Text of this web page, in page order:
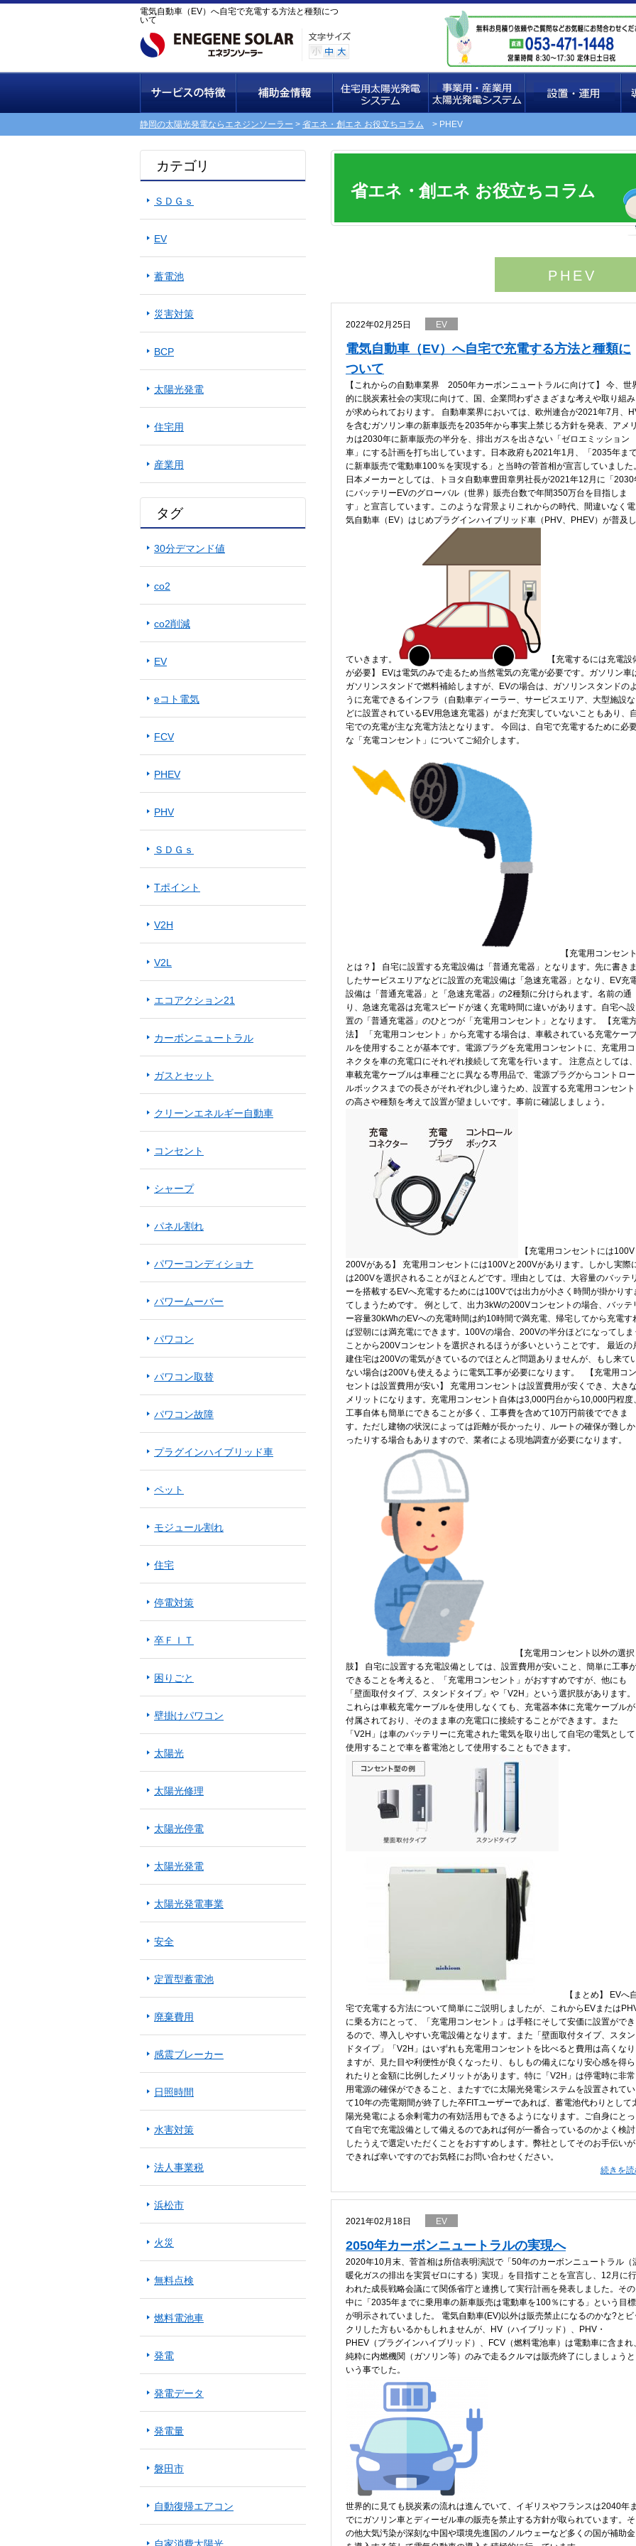
電気自動車（EV）へ自宅で充電する方法と種類につ
いて
サービスの特徴 補助金情報
住宅用太陽光発電システ
事業用・産業用太陽光発
静岡の太陽光発電ならエネジンソーラー > 省エネ・創エネ お役立ちコラム > PHEV
省エネ・創エネ お役立ちコラム
PHEV
2022年02月25日 EV
電気自動車（EV）へ自宅で充電する方法と種類に
ついて
【これからの自動車業界 2050年カーボンニュートラルに向けて】 今、世
的に脱炭素社会の実現に向けて、国、企業問わずさまざまな考えや取り組み
が求められております。 自動車業界においては、欧州連合が2021年7月、
を含むガソリン車の新車販売を2035年から事実上禁じる方針を発表、アメ
カは2030年に新車販売の半分を、排出ガスを出さない「ゼロエミッション
車」にする計画を打ち出しています。日本政府も2021年1月、「2035年ま
に新車販売で電動車100％を実現する」と当時の菅首相が宣言していました
日本メーカーとしては、トヨタ自動車豊田章男社長が2021年12月に「2030
にバッテリーEVのグローバル（世界）販売台数で年間350万台を目指しま
す」と宣言しています。このような背景よりこれからの時代、間違いなく電
気自動車（EV）はじめプラグインハイブリッド車（PHV、PHEV）が普及し
ていきます。
【充電するには充電設
が必要】 EVは電気のみで走るため当然電気の充電が必要です。ガソリン車
ガソリンスタンドで燃料補給しますが、EVの場合は、ガソリンスタンドの
うに充電できるインフラ（自動車ディーラー、サービスエリア、大型施設な
どに設置されているEV用急速充電器）がまだ充実していないこともあり、
宅での充電が主な充電方法となります。 今回は、自宅で充電するために必
な「充電コンセント」についてご紹介します。
【充電用コンセン
とは？】 自宅に設置する充電設備は「普通充電器」となります。先に書き
したサービスエリアなどに設置の充電設備は「急速充電器」となり、EV充
設備は「普通充電器」と「急速充電器」の2種類に分けられます。名前の通
り、急速充電器は充電スピードが速く充電時間に違いがあります。自宅へ設
置の「普通充電器」のひとつが「充電用コンセント」となります。 【充電
法】 「充電用コンセント」から充電する場合は、車載されている充電ケー
ルを使用することが基本です。電源プラグを充電用コンセントに、充電用コ
ネクタを車の充電口にそれぞれ接続して充電を行います。 注意点としては
車載充電ケーブルは車種ごとに異なる専用品で、電源プラグからコントロー
ルボックスまでの長さがそれぞれ少し違うため、設置する充電用コンセント
の高さや種類を考えて設置が望ましいです。事前に確認しましょう。
【充電用コンセントには
200Vがある】 充電用コンセントには100Vと200Vがあります。しかし実際
は200Vを選択されることがほとんどです。理由としては、大容量のバッテ
ーを搭載するEVへ充電するためには100Vでは出力が小さく時間が掛かりす
てしまうためです。 例として、出力3kWの200Vコンセントの場合、バッテ
ー容量30kWhのEVへの充電時間は約10時間で満充電、帰宅してから充電す
ば翌朝には満充電にできます。100Vの場合、200Vの半分ほどになってしま
ことから200Vコンセントを選択されるほうが多いということです。 最近の
建住宅は200Vの電気がきているのでほとんど問題ありませんが、もし来て
ない場合は200Vも使えるように電気工事が必要になります。 【充電用コン
セントは設置費用が安い】 充電用コンセントは設置費用が安くでき、大き
メリットになります。充電用コンセント自体は3,000円台から10,000円程度
工事自体も簡単にできることが多く、工事費を含めて10万円前後でできま
す。ただし建物の状況によっては距離が長かったり、ルートの確保が難しか
ったりする場合もありますので、業者による現地調査が必要になります。
【充電用コンセント以外の選択
肢】 自宅に設置する充電設備としては、設置費用が安いこと、簡単に工事
できることを考えると、「充電用コンセント」がおすすめですが、他にも
「壁面取付タイプ、スタンドタイプ」や「V2H」という選択肢があります。
これらは車載充電ケーブルを使用しなくても、充電器本体に充電ケーブルが
付属されており、そのまま車の充電口に接続することができます。また
「V2H」は車のバッテリーに充電された電気を取り出して自宅の電気として
使用することで車を蓄電池として使用することもできます。
【まとめ】 EVへ
宅で充電する方法について簡単にご説明しましたが、これからEVまたは
に乗る方にとって、「充電用コンセント」は手軽にそして安価に設置ができ
るので、導入しやすい充電設備となります。また「壁面取付タイプ、スタン
ドタイプ」「V2H」はいずれも充電用コンセントを比べると費用は高くなり
ますが、見た目や利便性が良くなったり、もしもの備えになり安心感を得ら
れたりと金額に比例したメリットがあります。特に「V2H」は停電時に非常
用電源の確保ができること、またすでに太陽光発電システムを設置されてい
て10年の売電期間が終了した卒FITユーザーであれば、蓄電池代わりとして
陽光発電による余剰電力の有効活用もできるようになります。ご自身にとっ
て自宅で充電設備として備えるのであれば何が一番合っているのかよく検討
したうえで選定いただくことをおすすめします。弊社としてそのお手伝いが
できれば幸いですのでお気軽にお問い合わせください。
続きを
2021年02月18日 EV
2050年カーボンニュートラルの実現へ
2020年10月末、菅首相は所信表明演説で「50年のカーボンニュートラル（
暖化ガスの排出を実質ゼロにする）実現」を目指すことを宣言し、12月に行
われた成長戦略会議にて関係省庁と連携して実行計画を発表しました。その
中に「2035年までに乗用車の新車販売は電動車を100％にする」という目標
が明示されていました。 電気自動車(EV)以外は販売禁止になるのかな?とビ
クリした方もいるかもしれませんが、HV（ハイブリッド）、PHV・
PHEV（プラグインハイブリッド）、FCV（燃料電池車）は電動車に含まれ
純粋に内燃機関（ガソリン等）のみで走るクルマは販売終了にしましょうと
いう事でした。
世界的に見ても脱炭素の流れは進んでいて、イギリスやフランスは2040年
でにガソリン車とディーゼル車の販売を禁止する方針が取られています。そ
の他大気汚染が深刻な中国や環境先進国のノルウェーなど多くの国が補助金
カテゴリ
ＳＤＧｓ
EV
蓄電池
災害対策
BCP
太陽光発電
住宅用
産業用
タグ
30分デマンド値
co2
co2削減
EV
eコト電気
FCV
PHEV
PHV
ＳＤＧｓ
Tポイント
V2H
V2L
エコアクション21
カーボンニュートラル
ガスとセット
クリーンエネルギー自動車
コンセント
シャープ
パネル割れ
パワーコンディショナ
パワームーバー
パワコン
パワコン取替
パワコン故障
プラグインハイブリッド車
ペット
モジュール割れ
住宅
停電対策
卒ＦＩＴ
困りごと
壁掛けパワコン
太陽光
太陽光修理
太陽光停電
太陽光発電
太陽光発電事業
安全
定置型蓄電池
廃棄費用
感震ブレーカー
日照時間
水害対策
法人事業税
浜松市
火災
無料点検
燃料電池車
発電
発電データ
発電量
磐田市
自動復帰エアコン